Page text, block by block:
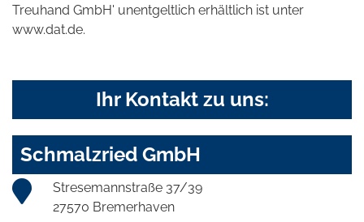
Treuhand GmbH' unentgeltlich erhältlich ist unter
www.dat.de.
Ihr Kontakt zu uns:
Schmalzried GmbH
Stresemannstraße 37/39
27570 Bremerhaven